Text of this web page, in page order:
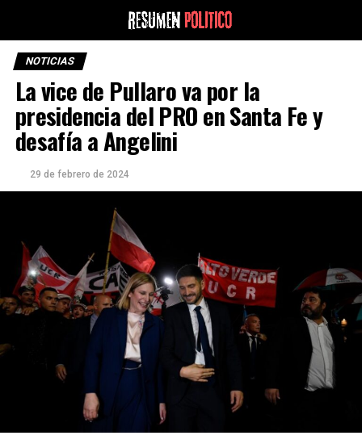
NOTICIAS
La vice de Pullaro va por la
presidencia del PRO en Santa Fe y
desafía a Angelini
29 de febrero de 2024